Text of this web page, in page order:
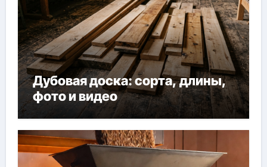
Дубовая доска: сорта, длины,
фото и видео